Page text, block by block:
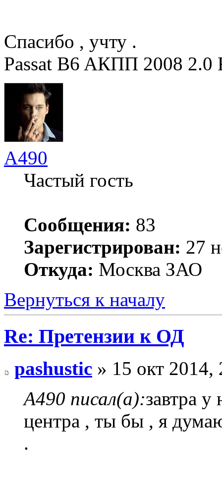
Спасибо , учту .
Passat B6 AКПП 2008 2.0
А490
Частый гость
Сообщения: 83
Зарегистрирован: 27
Откуда: Москва ЗАО
Вернуться к началу
Re: Претензии к ОД
pashustic » 15 окт 2014,
А490 писал(а):завтра у
центра , ты бы , я
.